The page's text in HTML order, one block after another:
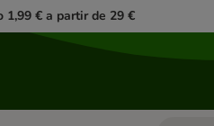
1,99 € a partir de 29 €